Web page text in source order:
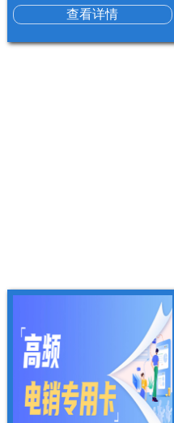
查看详情